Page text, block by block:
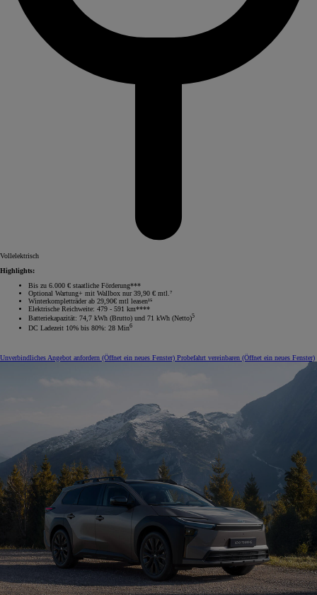
Vollelektrisch
Highlights:
Bis zu 6.000 € staatliche Förderung***
Optional Wartung+ mit Wallbox nur 39,90 € mtl.⁷
Winterkompletträder ab 29,90€ mtl leasen¹⁵
Elektrische Reichweite: 479 - 591 km****
Batteriekapazität: 74,7 kWh (Brutto) und 71 kWh (Netto)5
DC Ladezeit 10% bis 80%: 28 Min6
Unverbindliches Angebot anfordern (Öffnet ein neues Fenster) Probefahrt vereinbaren (Öffnet ein neues Fenster)